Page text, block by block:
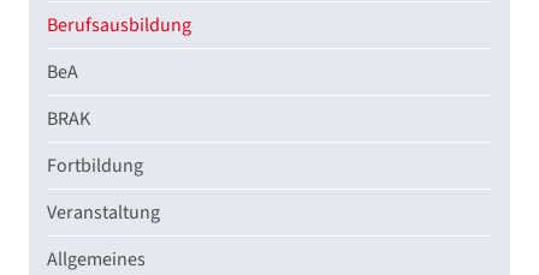
Berufsausbildung
BeA
BRAK
Fortbildung
Veranstaltung
Allgemeines